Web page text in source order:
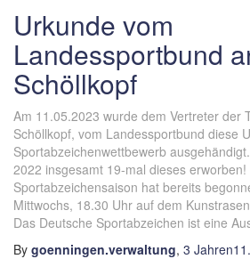
Urkunde vom
Landessportbund
Schöllkopf
Am 11.05.2023 wurde dem Vertreter der
Schöllkopf, vom Landessportbund diese
Sportabzeichenwettbewerb
2022 insgesamt 19-mal dieses erworben!
Sportabzeichensaison hat bereits
Mittwochs, 18.30 Uhr auf dem
Das Deutsche Sportabzeichen ist eine
By goenningen.verwaltung, 3 Jahren